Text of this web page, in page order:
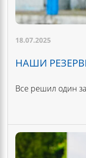
18.07.2025
НАШИ
Все решил один